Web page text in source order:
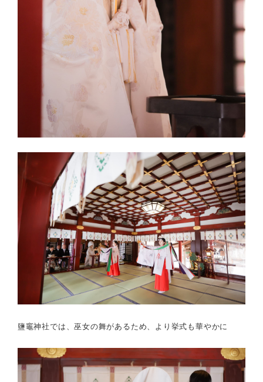
鹽竈神社では、巫女の舞があるため、より挙式も華やかに